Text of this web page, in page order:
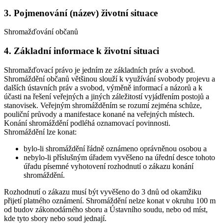
3. Pojmenování (název) životní situace
Shromažďování občanů
4. Základní informace k životní situaci
Shromažďovací právo je jedním ze základních práv a svobod.
Shromáždění občanů většinou slouží k využívání svobody projevu a
dalších ústavních práv a svobod, výměně informací a názorů a k
účasti na řešení veřejných a jiných záležitostí vyjádřením postojů a
stanovisek. Veřejným shromážděním se rozumí zejména schůze,
pouliční průvody a manifestace konané na veřejných místech.
Konání shromáždění podléhá oznamovací povinnosti.
Shromáždění lze konat:
bylo-li shromáždění řádně oznámeno oprávněnou osobou a
nebylo-li příslušným úřadem vyvěšeno na úřední desce tohoto
úřadu písemné vyhotovení rozhodnutí o zákazu konání
shromáždění.
Rozhodnutí o zákazu musí být vyvěšeno do 3 dnů od okamžiku
přijetí platného oznámení. Shromáždění nelze konat v okruhu 100 m
od budov zákonodárného sboru a Ústavního soudu, nebo od míst,
kde tyto sbory nebo soud jednají.